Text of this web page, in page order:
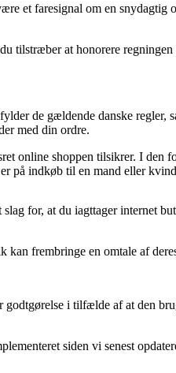
et faresignal om en snydagtig
tilstræber at honorere
de gældende danske regler,
med din ordre.
online shoppen tilsikrer. I den
på indkøb til en mand eller
for, at du iagttager internet
frembringe en omtale af
i tilfælde af at den
siden vi senest